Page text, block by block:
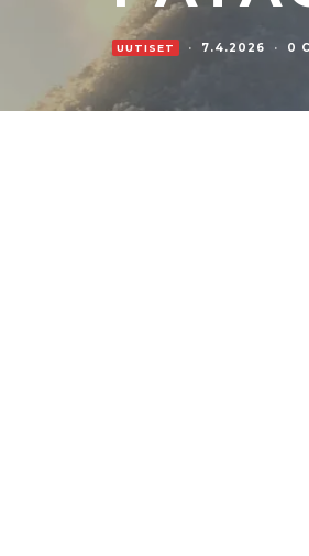
UUTISET · 7.4.2026 · 0